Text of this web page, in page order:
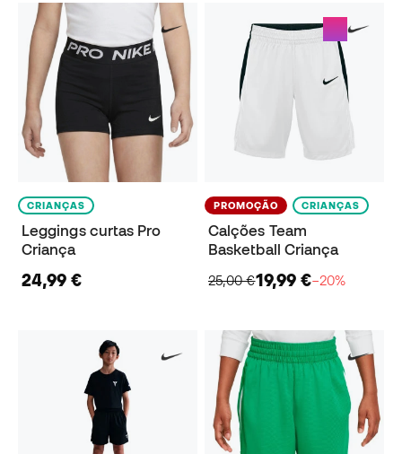
CRIANÇAS
Leggings curtas Pro
Criança
24,99 €
PROMOÇÃO CRIANÇAS
Calções Team
Basketball Criança
25,00 €19,99 €−20%